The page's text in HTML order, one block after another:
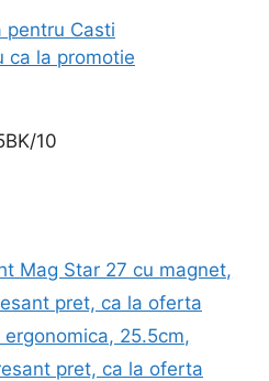
Casti
ca la promotie
10
Mag Star 27 cu magnet,
pret, ca la oferta
25.5cm,
pret, ca la oferta